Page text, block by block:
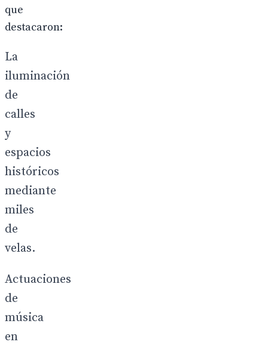
que
destacaron:
La
iluminación
de
calles
y
espacios
históricos
mediante
miles
de
velas.
Actuaciones
de
música
en